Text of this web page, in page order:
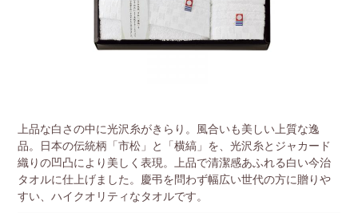
上品な白さの中に光沢糸がきらり。風合いも美しい上質な逸
品。日本の伝統柄「市松」と「横縞」を、光沢糸とジャカード
織りの凹凸により美しく表現。上品で清潔感あふれる白い今治
タオルに仕上げました。慶弔を問わず幅広い世代の方に贈りや
すい、ハイクオリティなタオルです。